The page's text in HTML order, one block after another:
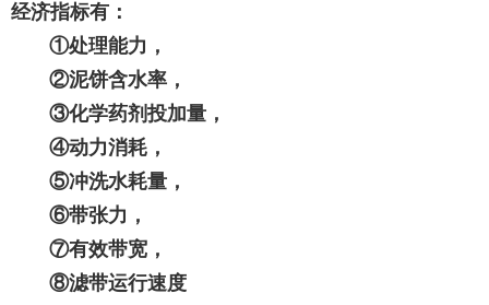
经济指标有：
①处理能力，
②泥饼含水率，
③化学药剂投加量，
④动力消耗，
⑤冲洗水耗量，
⑥带张力，
⑦有效带宽，
⑧滤带运行速度